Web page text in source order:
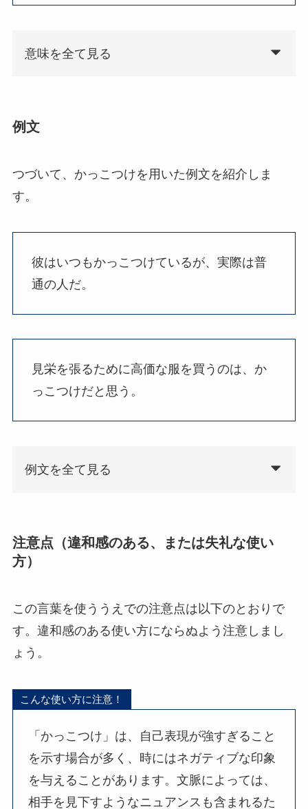
意味を全て見る
例文
つづいて、かっこつけを用いた例文を紹介しま
す。
彼はいつもかっこつけているが、実際は普
通の人だ。
見栄を張るために高価な服を買うのは、か
っこつけだと思う。
例文を全て見る
注意点（違和感のある、または失礼な使い
方）
この言葉を使ううえでの注意点は以下のとおりで
す。違和感のある使い方にならぬよう注意しまし
ょう。
こんな使い方に注意！
「かっこつけ」は、自己表現が強すぎること
を示す場合が多く、時にはネガティブな印象
を与えることがあります。文脈によっては、
相手を見下すようなニュアンスも含まれるた